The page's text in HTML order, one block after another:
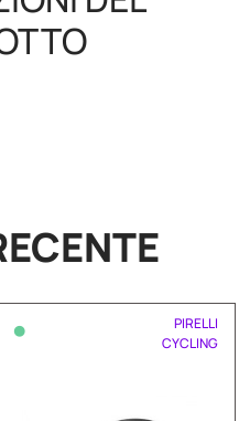
•
PIRELLI
CYCLING